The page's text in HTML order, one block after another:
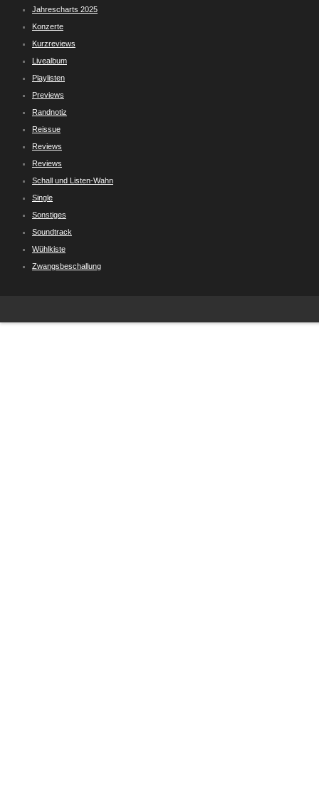
Jahrescharts 2025
Konzerte
Kurzreviews
Livealbum
Playlisten
Previews
Randnotiz
Reissue
Reviews
Reviews
Schall und Listen-Wahn
Single
Sonstiges
Soundtrack
Wühlkiste
Zwangsbeschallung